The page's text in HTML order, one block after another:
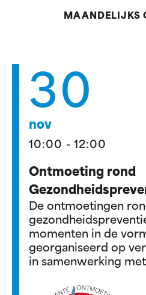
MAANDELIJKS
30
nov
10:00 - 12:00
Ontmoeting rond
De ontmoetingen
momenten in de
georganiseerd op
in samenwerking